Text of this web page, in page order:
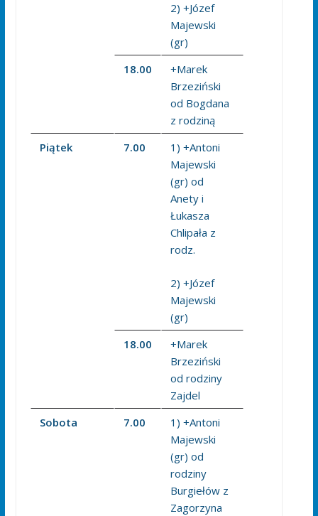
2) +Józef
Majewski
(gr)
18.00
+Marek
Brzeziński
od Bogdana
z rodziną
Piątek
7.00
1) +Antoni
Majewski
(gr) od
Anety i
Łukasza
Chlipała z
rodz.
2) +Józef
Majewski
(gr)
18.00
+Marek
Brzeziński
od rodziny
Zajdel
Sobota
7.00
1) +Antoni
Majewski
(gr) od
rodziny
Burgiełów z
Zagorzyna